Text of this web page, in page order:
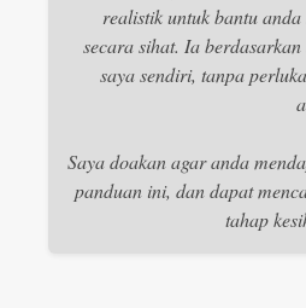
realistik untuk bantu
secara sihat. Ia
saya sendiri, tanpa
Saya doakan agar anda
panduan ini, dan dapat
tahap